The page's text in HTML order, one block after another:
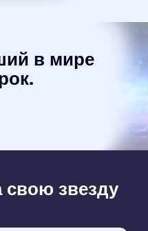
в мире
свою звезду